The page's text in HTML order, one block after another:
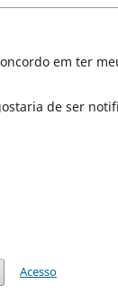
em ter
de ser
Acesso